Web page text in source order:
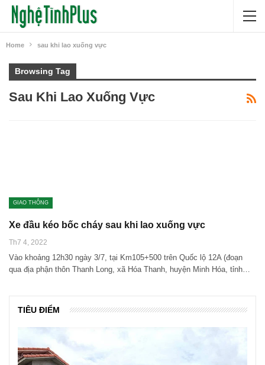
Home sau khi lao xuống vực
Browsing Tag
Sau Khi Lao Xuống Vực
GIAO THÔNG
Xe đầu kéo bốc cháy sau khi lao xuống vực
Th7 4, 2022
Vào khoảng 12h30 ngày 3/7, tại Km105+500 trên Quốc lộ 12A (đoạn
qua địa phận thôn Thanh Long, xã Hóa Thanh, huyện Minh Hóa, tỉnh…
TIÊU ĐIỂM